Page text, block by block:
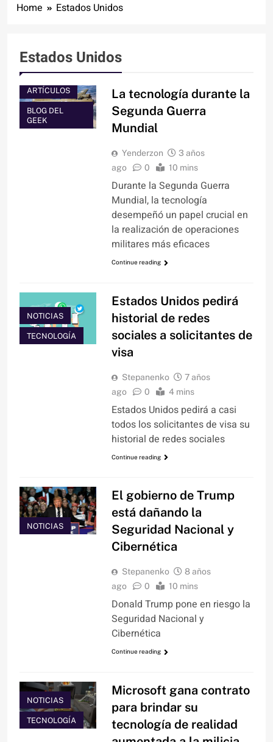
Home Estados Unidos
Estados Unidos
ARTÍCULOS
BLOG DEL
GEEK
La tecnología durante la
Segunda Guerra
Mundial
Yenderzon
3 años
ago
0 10 mins
Durante la Segunda Guerra
Mundial, la tecnología
desempeñó un papel crucial en
la realización de operaciones
militares más eficaces
Continue reading
NOTICIAS
TECNOLOGÍA
Estados Unidos pedirá
historial de redes
sociales a solicitantes de
visa
Stepanenko
7 años
ago
0 4 mins
Estados Unidos pedirá a casi
todos los solicitantes de visa su
historial de redes sociales
Continue reading
NOTICIAS
El gobierno de Trump
está dañando la
Seguridad Nacional y
Cibernética
Stepanenko
8 años
ago
0 10 mins
Donald Trump pone en riesgo la
Seguridad Nacional y
Cibernética
Continue reading
NOTICIAS
TECNOLOGÍA
Microsoft gana contrato
para brindar su
tecnología de realidad